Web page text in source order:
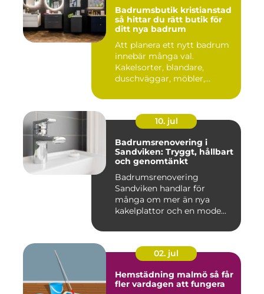
Badrumsbutik kristianstad
så hittar du rätt butik för
ditt nya badrum
Att planera ett nytt badrum
innebär många val.
Kakelsorter, blandare,
duschväggar, möbler,
10. jul
Badrumsrenovering i
Sandviken: Tryggt, hållbart
och genomtänkt
Badrumsrenovering
Sandviken handlar för
många om mer än nya
kakelplattor och en mode...
02. jul
Hemstädning malmö så får
fler vardagen att fungera